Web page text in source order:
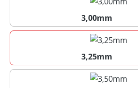
3,00mm
3,00mm
3,25mm
3,25mm